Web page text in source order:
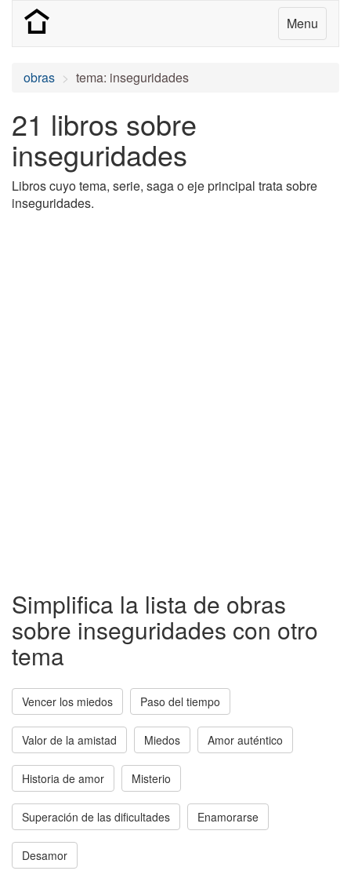
Menu
obras tema: inseguridades
21 libros sobre
inseguridades
Libros cuyo tema, serie, saga o eje principal trata sobre
inseguridades.
Simplifica la lista de obras
sobre inseguridades con otro
tema
Vencer los miedos Paso del tiempo
Valor de la amistad Miedos Amor auténtico
Historia de amor Misterio
Superación de las dificultades Enamorarse
Desamor